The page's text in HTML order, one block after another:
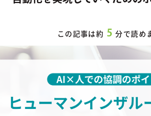
この記事は約 5分で読め